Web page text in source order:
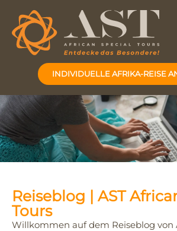
INDIVIDUELLE AFRIKA-REISE
Reiseblog | AST
Tours
Willkommen auf dem Reiseblog von